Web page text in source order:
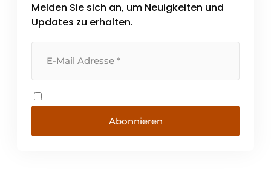
Melden Sie sich an, um Neuigkeiten und
Updates zu erhalten.
Abonnieren